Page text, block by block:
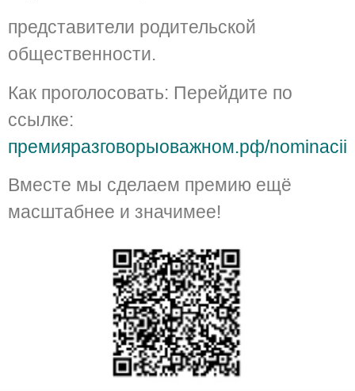
представители родительской
общественности.
Как проголосовать: Перейдите по
ссылке:
премияразговорыоважном.рф/nominacii
Вместе мы сделаем премию ещё
масштабнее и значимее!